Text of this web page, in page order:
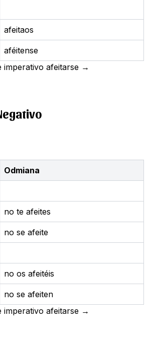
afeitaos
aféitense
imperativo afeitarse →
Odmiana
no te afeites
no se afeite
no os afeitéis
no se afeiten
imperativo afeitarse →